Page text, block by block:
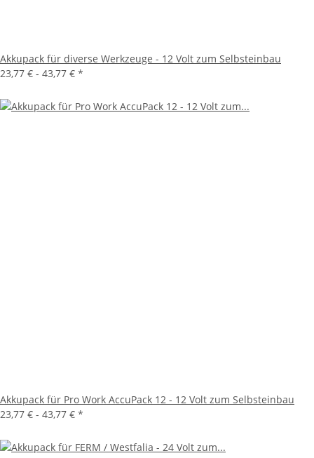
Akkupack für diverse Werkzeuge - 12 Volt zum Selbsteinbau
23,77 € - 43,77 € *
Akkupack für Pro Work AccuPack 12 - 12 Volt zum Selbsteinbau
23,77 € - 43,77 € *